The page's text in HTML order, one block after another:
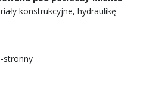
konstrukcyjne, hydraulikę
stronny